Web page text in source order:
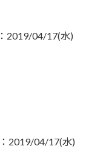
2019/04/17(水)
2019/04/17(水)